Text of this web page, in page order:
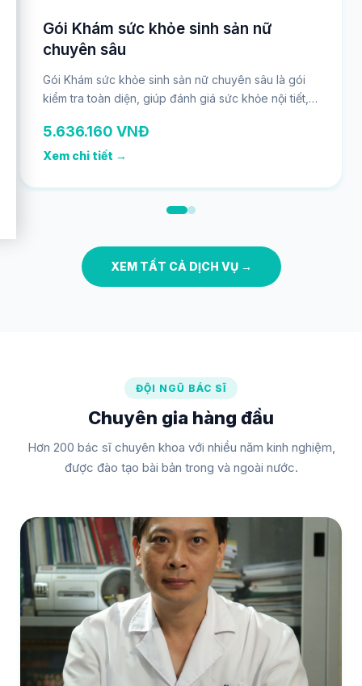
Gói Khám sức khỏe sinh sản nữ
chuyên sâu
Gói Khám sức khỏe sinh sản nữ chuyên sâu là gói
kiểm tra toàn diện, giúp đánh giá sức khỏe nội tiết,
nhiễm hoặc bất thường có thể ảnh hưởng đến khả
năng mang thai. Gói khám phù hợp cho phụ nữ
hoặc có nhu cầu theo dõi sức khỏe định kỳ.
5.636.160 VNĐ
Xem chi tiết →
XEM TẤT CẢ DỊCH VỤ →
ĐỘI NGŨ BÁC SĨ
Chuyên gia hàng đầu
Hơn 200 bác sĩ chuyên khoa với nhiều năm kinh nghiệm,
được đào tạo bài bản trong và ngoài nước.